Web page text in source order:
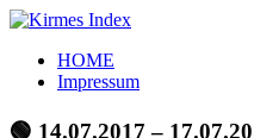
Zum
springen
Kirmes
Index
Tourpläne
der
HOME
Impressum
🟢 14.07.2017 –